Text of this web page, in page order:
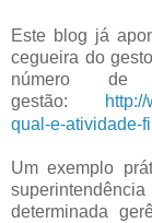
Este blog já
cegueira do
número de
gestão:
qual-e-atividade-
Um exemplo
determinada